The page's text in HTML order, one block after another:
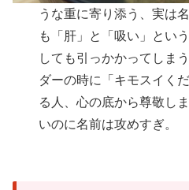
うな重に寄り添う、実は
も「肝」と「吸い」とい
しても引っかかってしま
ダーの時に「キモスイく
る人、心の底から尊敬し
いのに名前は攻めすぎ。